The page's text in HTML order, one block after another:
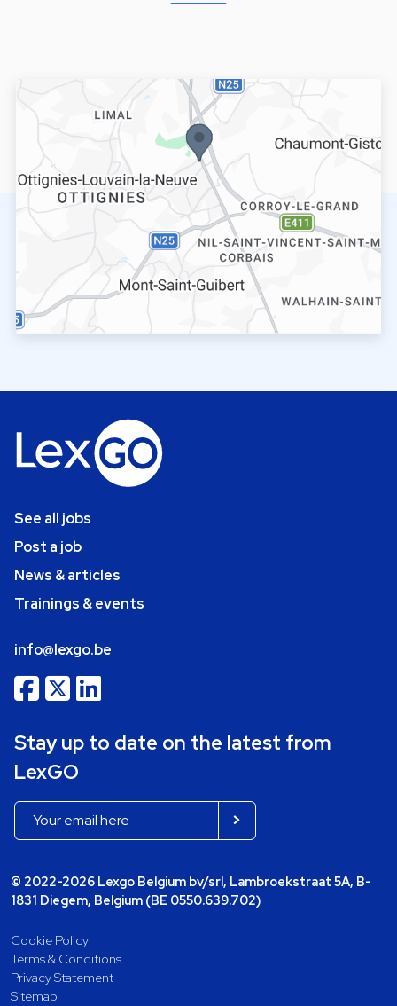
See all jobs
Post a job
News & articles
Trainings & events
info@lexgo.be
Stay up to date on the latest from
LexGO
© 2022-2026 Lexgo Belgium bv/srl, Lambroekstraat 5A, B-
1831 Diegem, Belgium (BE 0550.639.702)
Cookie Policy
Terms & Conditions
Privacy Statement
Sitemap